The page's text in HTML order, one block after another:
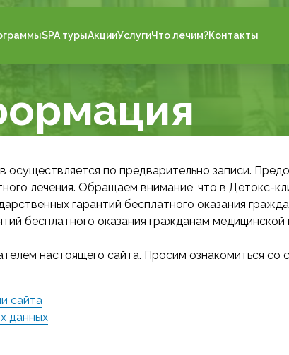
SPA турыАкцииУслугиЧто лечим?Контакты
по предварительно записи.
лечения. Обращаем внимание, что в Детокс-
гарантий бесплатного оказания
бесплатного оказания гражданам
настоящего сайта. Просим ознакомиться
сайта
данных